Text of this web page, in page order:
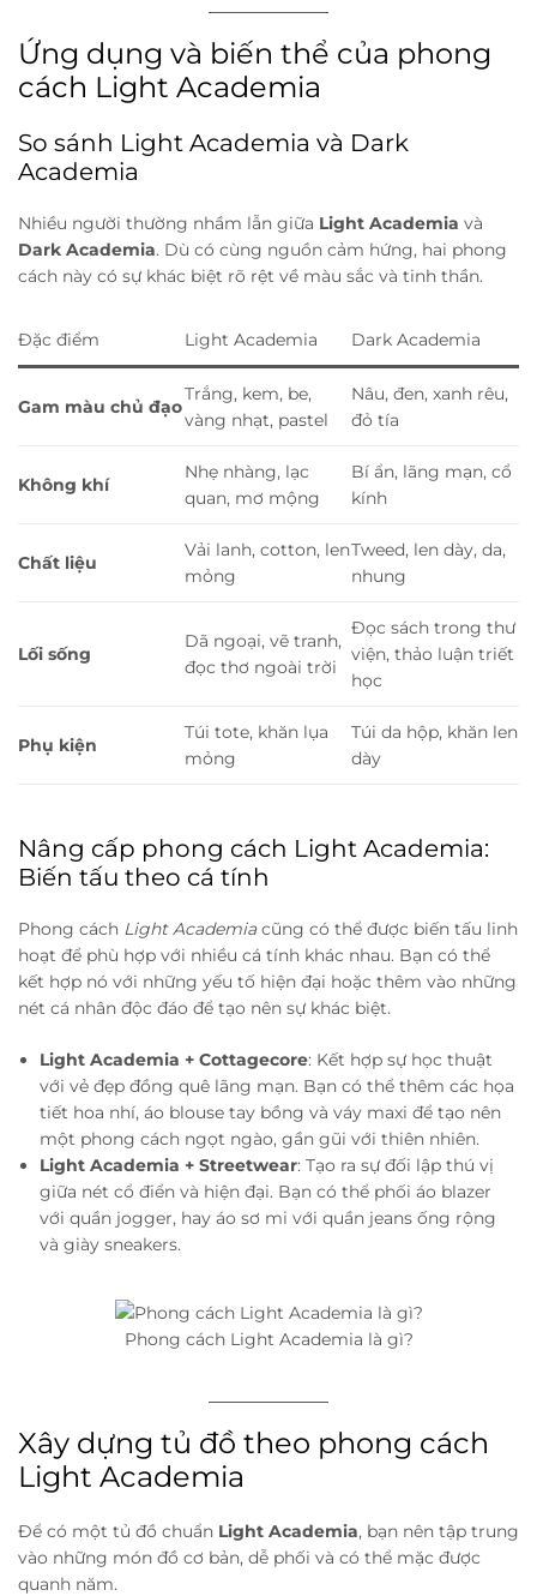
Ứng dụng và biến thể của phong
cách Light Academia
So sánh Light Academia và Dark
Academia
Nhiều người thường nhầm lẫn giữa Light Academia và
Dark Academia. Dù có cùng nguồn cảm hứng, hai phong
cách này có sự khác biệt rõ rệt về màu sắc và tinh thần.
Đặc điểm Light Academia Dark Academia
Gam màu chủ đạo
Trắng, kem, be,
vàng nhạt, pastel
Nâu, đen, xanh rêu,
đỏ tía
Không khí
Nhẹ nhàng, lạc
quan, mơ mộng
Bí ẩn, lãng mạn, cổ
kính
Chất liệu
Vải lanh, cotton, len
mỏng
Tweed, len dày, da,
nhung
Lối sống
Dã ngoại, vẽ tranh,
đọc thơ ngoài trời
Đọc sách trong thư
viện, thảo luận triết
học
Phụ kiện
Túi tote, khăn lụa
mỏng
Túi da hộp, khăn len
dày
Nâng cấp phong cách Light Academia:
Biến tấu theo cá tính
Phong cách Light Academiacũng có thể được biến tấu linh
hoạt để phù hợp với nhiều cá tính khác nhau. Bạn có thể
kết hợp nó với những yếu tố hiện đại hoặc thêm vào những
nét cá nhân độc đáo để tạo nên sự khác biệt.
Light Academia + Cottagecore: Kết hợp sự học thuật
với vẻ đẹp đồng quê lãng mạn. Bạn có thể thêm các họa
tiết hoa nhí, áo blouse tay bồng và váy maxi để tạo nên
một phong cách ngọt ngào, gần gũi với thiên nhiên.
Light Academia + Streetwear: Tạo ra sự đối lập thú vị
giữa nét cổ điển và hiện đại. Bạn có thể phối áo blazer
với quần jogger, hay áo sơ mi với quần jeans ống rộng
và giày sneakers.
Phong cách Light Academia là gì?
Xây dựng tủ đồ theo phong cách
Light Academia
Để có một tủ đồ chuẩn Light Academia, bạn nên tập trung
vào những món đồ cơ bản, dễ phối và có thể mặc được
quanh năm.